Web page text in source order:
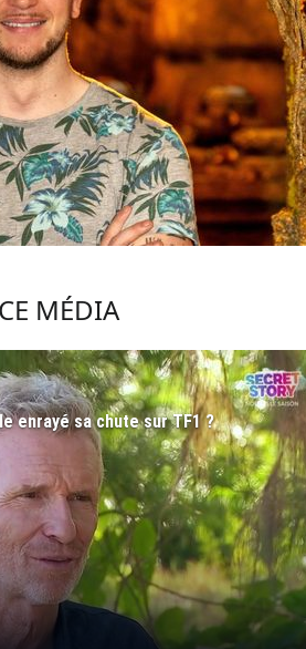
MÉDIA
enrayé sa chute sur TF1 ?